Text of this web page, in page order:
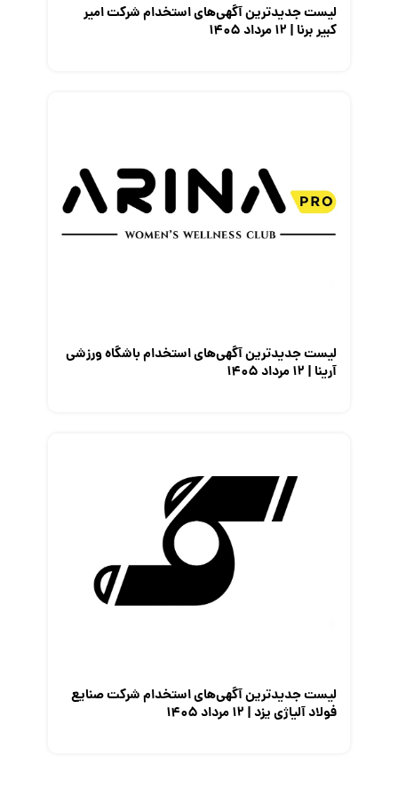
لیست جدیدترین آگهی‌های استخدام شرکت امیر
کبیر برنا | ۱۲ مرداد ۱۴۰۵
لیست جدیدترین آگهی‌های استخدام باشگاه ورزشی
آرینا | ۱۲ مرداد ۱۴۰۵
لیست جدیدترین آگهی‌های استخدام شرکت صنایع
فولاد آلیاژی یزد | ۱۲ مرداد ۱۴۰۵